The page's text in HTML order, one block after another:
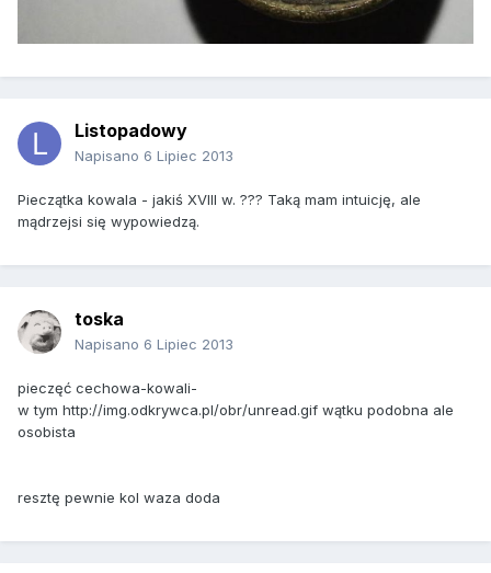
Listopadowy
Napisano 6 Lipiec 2013
Pieczątka kowala - jakiś XVIII w. ??? Taką mam intuicję, ale
mądrzejsi się wypowiedzą.
toska
Napisano 6 Lipiec 2013
pieczęć cechowa-kowali-
w tym http://img.odkrywca.pl/obr/unread.gif wątku podobna ale
osobista
resztę pewnie kol waza doda